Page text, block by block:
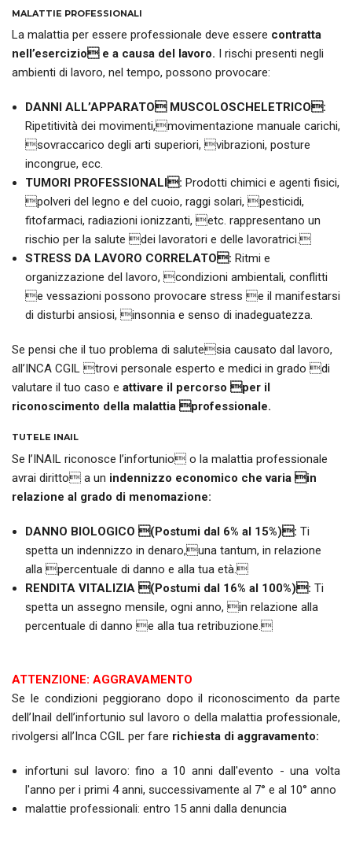
MALATTIE PROFESSIONALI
La malattia per essere professionale deve essere contratta
nell’esercizio e a causa del lavoro. I rischi presenti negli
ambienti di lavoro, nel tempo, possono provocare:
DANNI ALL’APPARATO MUSCOLOSCHELETRICO:
Ripetitività dei movimenti,movimentazione manuale carichi,
sovraccarico degli arti superiori, vibrazioni, posture
incongrue, ecc.
TUMORI PROFESSIONALI: Prodotti chimici e agenti fisici,
polveri del legno e del cuoio, raggi solari, pesticidi,
fitofarmaci, radiazioni ionizzanti, etc. rappresentano un
rischio per la salute dei lavoratori e delle lavoratrici.
STRESS DA LAVORO CORRELATO: Ritmi e
organizzazione del lavoro, condizioni ambientali, conflitti
e vessazioni possono provocare stress e il manifestarsi
di disturbi ansiosi, insonnia e senso di inadeguatezza.
Se pensi che il tuo problema di salutesia causato dal lavoro,
all’INCA CGIL trovi personale esperto e medici in grado di
valutare il tuo caso e attivare il percorso per il
riconoscimento della malattia professionale.
TUTELE INAIL
Se l’INAIL riconosce l’infortunio o la malattia professionale
avrai diritto a un indennizzo economico che varia in
relazione al grado di menomazione:
DANNO BIOLOGICO (Postumi dal 6% al 15%): Ti
spetta un indennizzo in denaro,una tantum, in relazione
alla percentuale di danno e alla tua età.
RENDITA VITALIZIA (Postumi dal 16% al 100%): Ti
spetta un assegno mensile, ogni anno, in relazione alla
percentuale di danno e alla tua retribuzione.
ATTENZIONE: AGGRAVAMENTO
Se le condizioni peggiorano dopo il riconoscimento da parte
dell’Inail dell’infortunio sul lavoro o della malattia professionale,
rivolgersi all’Inca CGIL per fare richiesta di aggravamento:
infortuni sul lavoro: fino a 10 anni dall'evento - una volta
l'anno per i primi 4 anni, successivamente al 7° e al 10° anno
malattie professionali: entro 15 anni dalla denuncia